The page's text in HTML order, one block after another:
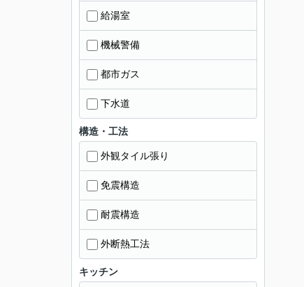
給湯室
機械警備
都市ガス
下水道
構造・工法
外観タイル張り
免震構造
耐震構造
外断熱工法
キッチン